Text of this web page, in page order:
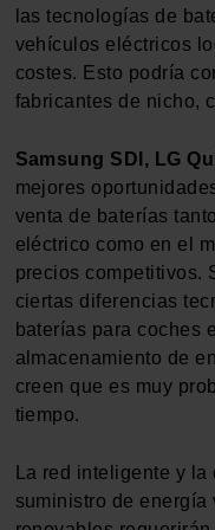
el contenido y los
sociales y analizar el
información sobre el
nuestros partners de
que les haya
partir del uso que
las tecnologías de
vehículos eléctricos
costes. Esto podría
fabricantes de nicho,
Samsung SDI, LG
mejores
venta de baterías
eléctrico como en el
precios competitivos.
ciertas diferencias
baterías para coches
almacenamiento de
creen que es muy
tiempo.
La red inteligente y
suministro de